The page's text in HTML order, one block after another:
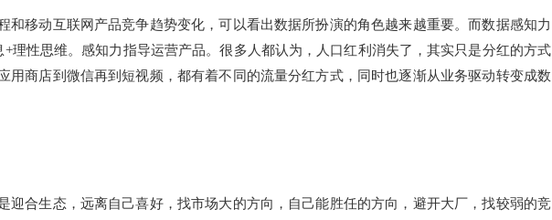
和移动互联网产品竞争趋势变化，可以看出数据所扮演的角色越来越重要。而数据感知力
+理性思维。感知力指导运营产品。很多人都认为，人口红利消失了，其实只是分红的方式
用商店到微信再到短视频，都有着不同的流量分红方式，同时也逐渐从业务驱动转变成数
迎合生态，远离自己喜好，找市场大的方向，自己能胜任的方向，避开大厂，找较弱的竞